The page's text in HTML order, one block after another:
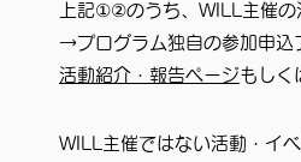
上記①②のうち、WILL主催
→プログラム独自の参加申込
活動紹介・報告ページもしく
​WILL主催ではない活動・イ